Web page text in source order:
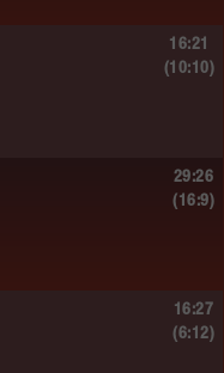
16:21
(10:10)
29:26
(16:9)
16:27
(6:12)